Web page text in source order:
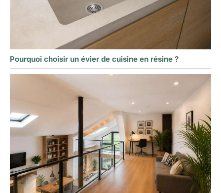
Pourquoi choisir un évier de cuisine en résine ?